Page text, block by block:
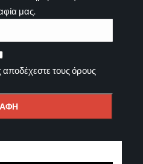
μας.
τους όρους